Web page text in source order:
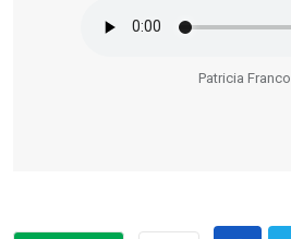
Patricia Franco